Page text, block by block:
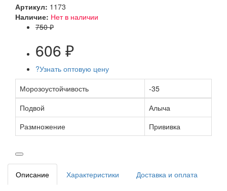
Артикул: 1173
Наличие: Нет в наличии
750 ₽
606 ₽
?Узнать оптовую цену
Морозоустойчивость
-35
Подвой
Алыча
Размножение
Прививка
Описание Характеристики Доставка и оплата